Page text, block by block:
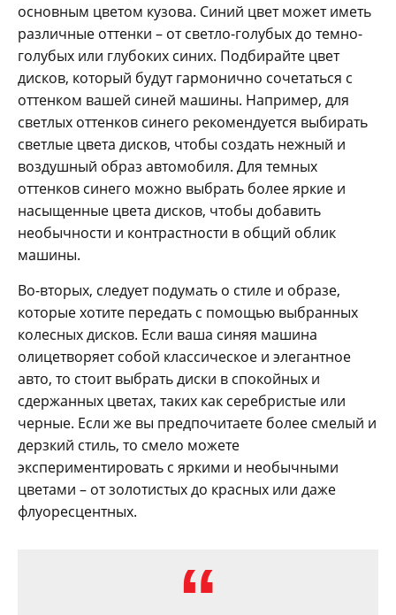
основным цветом кузова. Синий цвет может иметь
различные оттенки – от светло-голубых до темно-
голубых или глубоких синих. Подбирайте цвет
дисков, который будут гармонично сочетаться с
оттенком вашей синей машины. Например, для
светлых оттенков синего рекомендуется выбирать
светлые цвета дисков, чтобы создать нежный и
воздушный образ автомобиля. Для темных
оттенков синего можно выбрать более яркие и
насыщенные цвета дисков, чтобы добавить
необычности и контрастности в общий облик
машины.
Во-вторых, следует подумать о стиле и образе,
которые хотите передать с помощью выбранных
колесных дисков. Если ваша синяя машина
олицетворяет собой классическое и элегантное
авто, то стоит выбрать диски в спокойных и
сдержанных цветах, таких как серебристые или
черные. Если же вы предпочитаете более смелый и
дерзкий стиль, то смело можете
экспериментировать с яркими и необычными
цветами – от золотистых до красных или даже
флуоресцентных.